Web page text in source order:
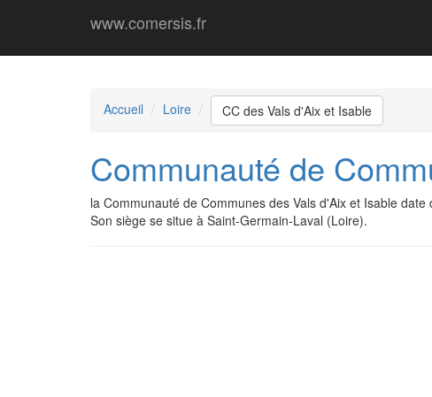
www.comersis.fr
Accueil Loire CC des Vals d'Aix et Isable
Communauté de
la Communauté de Communes des Vals d'Aix et Isable
Son siège se situe à Saint-Germain-Laval (Loire).